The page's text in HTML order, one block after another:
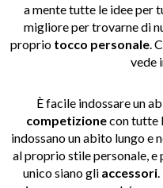
a mente tutte le idee per
migliore per trovarne di
proprio tocco personale.
vede
È facile indossare un
competizionecon tutte
indossano un abito lungo e
al proprio stile personale, e
unico siano gli accessori.